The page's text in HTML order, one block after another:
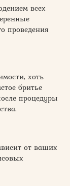
всех
проведения
хоть
бритье
процедуры
от ваших